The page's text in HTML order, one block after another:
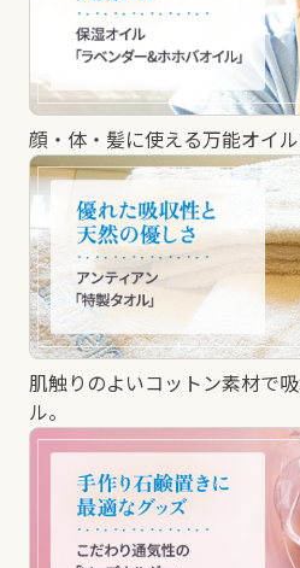
顔・体・髪に使える万能オイル
肌触りのよいコットン素材で
ル。